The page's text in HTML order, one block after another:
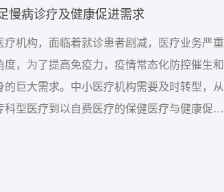
慢病诊疗及健康促进需求
疗机构，面临着就诊患者剧减，医疗业务严重
，为了提高免疫力，疫情常态化防控催生和
巨大需求。中小医疗机构需要及时转型，从
型医疗到以自费医疗的保健医疗与健康促进
对医疗业务低迷的一个有效手段。而在众多